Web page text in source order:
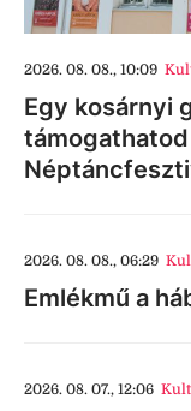
2026. 08. 08., 10:09
Egy kosárnyi
2026. 08. 08., 06:29
Emlékmű a
2026. 08. 07., 12:06 Kult